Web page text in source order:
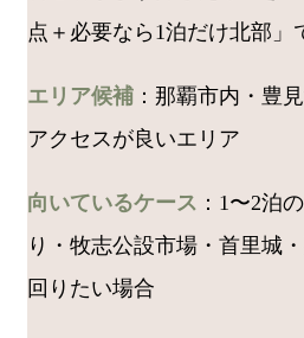
点＋必要なら1泊だけ北部」
エリア候補 ：那覇市内・豊
アクセスが良いエリア
向いているケース ：1〜2泊
り・牧志公設市場・首里城
回りたい場合